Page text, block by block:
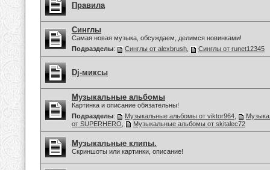
Правила
Синглы
Самая новая музыка, обсуждаем, делимся новинками!
Подразделы: Синглы от alexbrush Синглы от runet12345
Dj-миксы
Музыкальные альбомы
Картинка и описание обязательны!
Подразделы: Музыкальные альбомы от viktor964
от SUPERHERO
Музыкальные альбомы от skitalec72
Музыкальные клипы.
Скриншоты или картинки, описание!